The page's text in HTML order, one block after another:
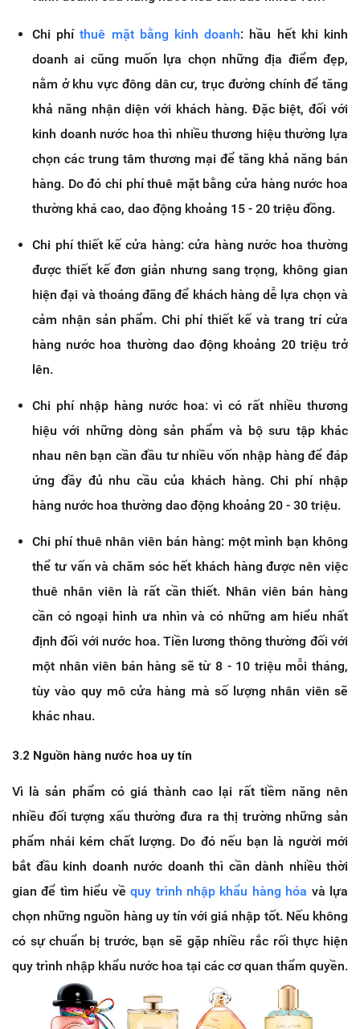
Chi phíthuê mặt bằng kinh doanh: hầu hết khi kinh
doanh ai cũng muốn lựa chọn những địa điểm đẹp,
nằm ở khu vực đông dân cư, trục đường chính để tăng
khả năng nhận diện với khách hàng. Đặc biệt, đối với
kinh doanh nước hoa thì nhiều thương hiệu thường lựa
chọn các trung tâm thương mại để tăng khả năng bán
hàng. Do đó chi phí thuê mặt bằng cửa hàng nước hoa
thường khá cao, dao động khoảng 15 - 20 triệu đồng.
Chi phí thiết kế cửa hàng: cửa hàng nước hoa thường
được thiết kế đơn giản nhưng sang trọng, không gian
hiện đại và thoáng đãng để khách hàng dễ lựa chọn và
cảm nhận sản phẩm. Chi phí thiết kế và trang trí cửa
hàng nước hoa thường dao động khoảng 20 triệu trở
lên.
Chi phí nhập hàng nước hoa: vì có rất nhiều thương
hiệu với những dòng sản phẩm và bộ sưu tập khác
nhau nên bạn cần đầu tư nhiều vốn nhập hàng để đáp
ứng đầy đủ nhu cầu của khách hàng. Chi phí nhập
hàng nước hoa thường dao động khoảng 20 - 30 triệu.
Chi phí thuê nhân viên bán hàng: một mình bạn không
thể tư vấn và chăm sóc hết khách hàng được nên việc
thuê nhân viên là rất cần thiết. Nhân viên bán hàng
cần có ngoại hình ưa nhìn và có những am hiểu nhất
định đối với nước hoa. Tiền lương thông thường đối với
một nhân viên bán hàng sẽ từ 8 - 10 triệu mỗi tháng,
tùy vào quy mô cửa hàng mà số lượng nhân viên sẽ
khác nhau.
3.2 Nguồn hàng nước hoa uy tín
Vì là sản phẩm có giá thành cao lại rất tiềm năng nên
nhiều đối tượng xấu thường đưa ra thị trường những sản
phẩm nhái kém chất lượng. Do đó nếu bạn là người mới
bắt đầu kinh doanh nước doanh thì cần dành nhiều thời
gian để tìm hiểu vềquy trình nhập khẩu hàng hóa và lựa
chọn những nguồn hàng uy tín với giá nhập tốt. Nếu không
có sự chuẩn bị trước, bạn sẽ gặp nhiều rắc rối thực hiện
quy trình nhập khẩu nước hoa tại các cơ quan thẩm quyền.